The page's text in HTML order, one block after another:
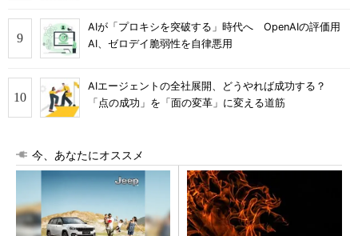
AIが「プロキシを突破する」時代へ OpenAIの評価用
AI、ゼロデイ脆弱性を自律悪用
AIエージェントの全社展開、どうやれば成功する？
「点の成功」を「面の変革」に変える道筋
今、あなたにオススメ